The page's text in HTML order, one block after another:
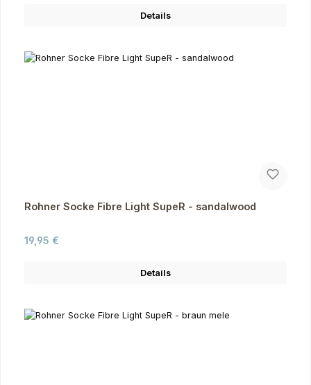
Details
Rohner Socke Fibre Light SupeR - sandalwood
Regulärer Preis:
19,95 €
Details